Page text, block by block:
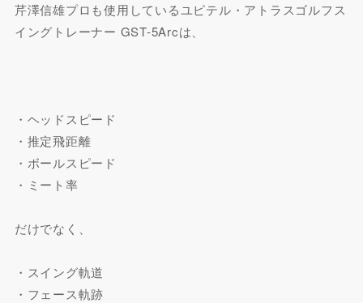
芹澤信雄プロも使用しているユピテル・アトラスゴルフス
イングトレーナー GST-5Arcは、
・ヘッドスピード
・推定飛距離
・ボールスピード
・ミート率
だけでなく、
・スイング軌道
・フェース軌跡